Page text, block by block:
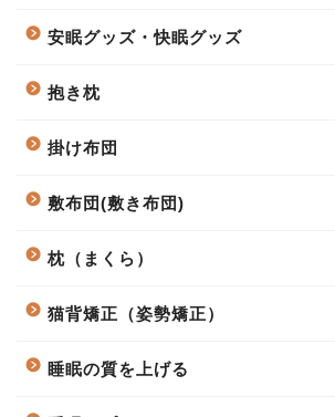
安眠グッズ・快眠グッズ
抱き枕
掛け布団
敷布団(敷き布団)
枕（まくら）
猫背矯正（姿勢矯正）
睡眠の質を上げる